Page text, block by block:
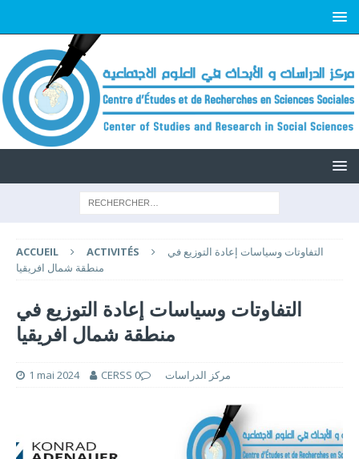
ACCUEIL ACTIVITÉS
التفاوتات وسياسات إعادة التوزيع في
منطقة شمال افريقيا
التفاوتات وسياسات إعادة التوزيع في
منطقة شمال افريقيا
1 mai 2024 CERSS مركز الدراسات 0